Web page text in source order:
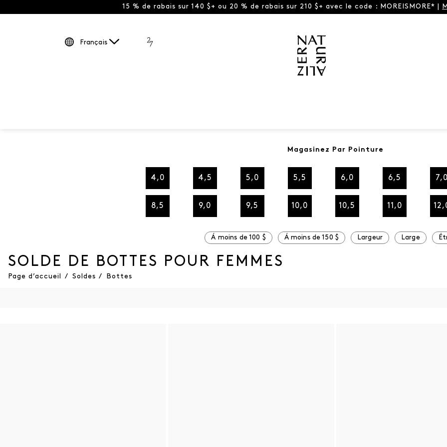
15 % de rabais sur 140 $+ ou 20 % de rabais sur 210 $+ avec le code : MOREISMORE* |
Français
Magasinez Par Pointure
4,0 4,5 5,0 5,5 6,0 6,5
8,5 9,0 9,5 10,0 10,5 11,0
Á moins de 100 $ Á moins de 150 $ Largeur Large
SOLDE DE BOTTES POUR FEMMES
Page d’accueil / Soldes / Bottes